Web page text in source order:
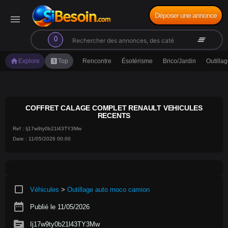
menu
0
search clear_all
Déposer une annonce
home Explore looks_oneTop Rencontre Ésotérisme Brico/Jardin
COFFRET CALAGE COMPLET RENAULT VEHICULES
RECENTS
Ref : Ij17w9ty0b21l43TY3Mw
Date : 11/05/2026 00:00
crop_square Véhicules > Outillage auto moco camion
date_range Publié le 11/05/2026
source Ij17w9ty0b21l43TY3Mw